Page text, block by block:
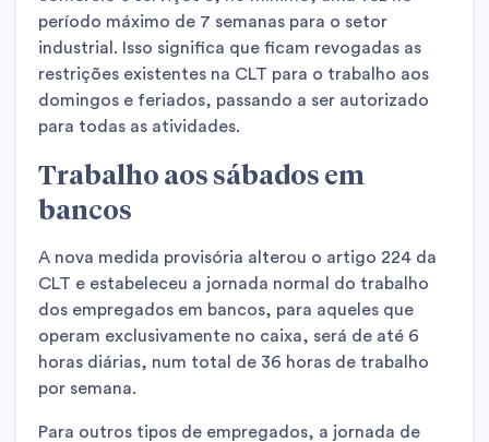
período máximo de 7 semanas para o setor
industrial. Isso significa que ficam revogadas as
restrições existentes na CLT para o trabalho aos
domingos e feriados, passando a ser autorizado
para todas as atividades.
Trabalho aos sábados em
bancos
A nova medida provisória alterou o artigo 224 da
CLT e estabeleceu a jornada normal do trabalho
dos empregados em bancos, para aqueles que
operam exclusivamente no caixa, será de até 6
horas diárias, num total de 36 horas de trabalho
por semana.
Para outros tipos de empregados, a jornada de